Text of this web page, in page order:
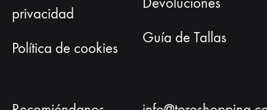
privacidad
Política de cookies
Guía de Tallas